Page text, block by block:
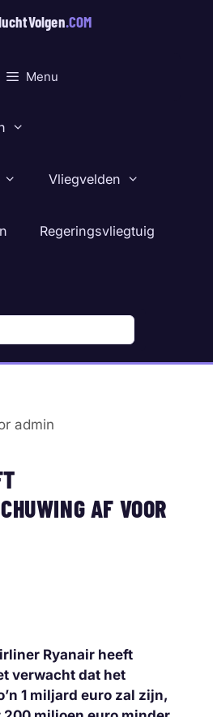
.COM
Menu
Vliegvelden
Regeringsvliegtuig
admin
AF VOOR
Ryanair heeft
verwacht dat het
1 miljard euro zal zijn,